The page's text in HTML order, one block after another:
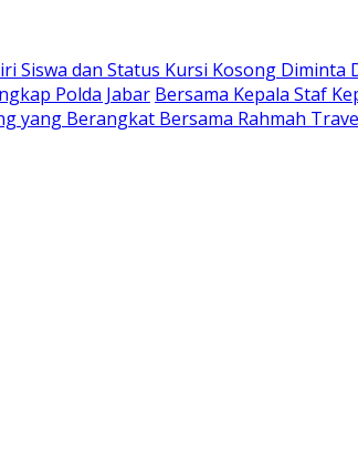
Siswa dan Status Kursi Kosong Diminta
Polda Jabar Bersama Kepala Staf
yang Berangkat Bersama Rahmah